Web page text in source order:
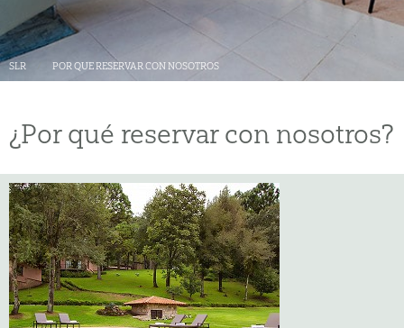
SLR POR QUE RESERVAR CON NOSOTROS
¿Por qué reservar con nosotros?